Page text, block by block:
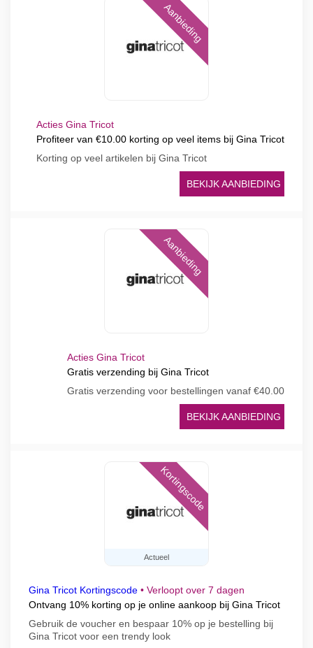
Aanbieding
Acties Gina Tricot
Profiteer van €10.00 korting op veel items bij Gina Tricot
Korting op veel artikelen bij Gina Tricot
BEKIJK AANBIEDING
Aanbieding
Acties Gina Tricot
Gratis verzending bij Gina Tricot
Gratis verzending voor bestellingen vanaf €40.00
BEKIJK AANBIEDING
Actueel
Kortingscode
Gina Tricot Kortingscode • Verloopt over 7 dagen
Ontvang 10% korting op je online aankoop bij Gina Tricot
Gebruik de voucher en bespaar 10% op je bestelling bij
Gina Tricot voor een trendy look